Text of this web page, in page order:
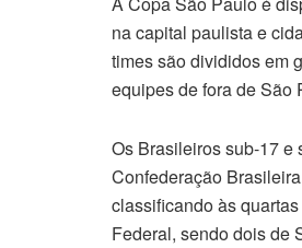
na capital paulista e
times são divididos em
equipes de fora de São
Os Brasileiros sub-17 e
Confederação
classificando às
Federal, sendo dois de